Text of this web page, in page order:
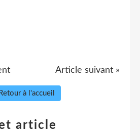
Article suivant »
Retour à l'accueil
article